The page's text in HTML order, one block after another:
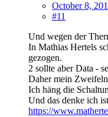
October 8,
#11
Und wegen der
In Mathias Hertels
gezogen.
2 sollte aber Data -
Daher mein
Ich häng die
Und das denke ich
https://